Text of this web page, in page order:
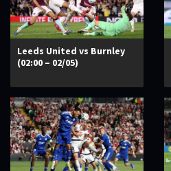
Leeds United vs Burnley
(02:00 – 02/05)